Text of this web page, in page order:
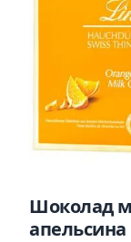
Шоколад
апельсина